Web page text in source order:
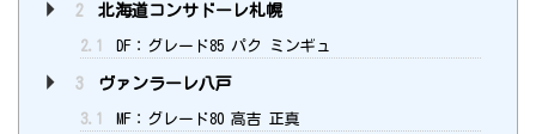
2 北海道コンサドーレ札幌
2.1 DF：グレード85 パク ミンギュ
3 ヴァンラーレ八戸
3.1 MF：グレード80 高吉 正真